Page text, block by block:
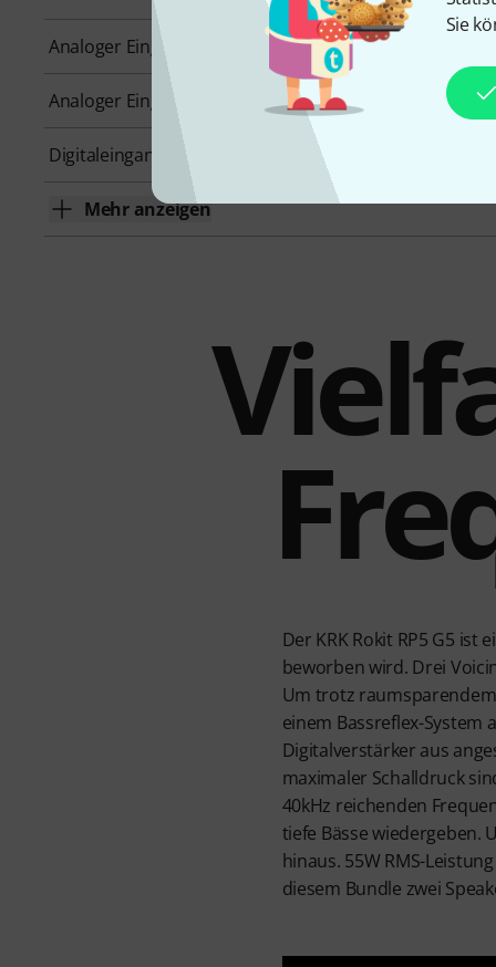
Sie
Analoger Eingang XLR
Analoger Eingang Miniklinke Nein
Digitaleingang
Mehr anzeigen
Der KRK Rokit RP5 G5
beworben wird. Drei
Um trotz
einem Bassreflex-
Digitalverstärker aus
maximaler Schalldruck
40kHz reichenden
tiefe Bässe wiedergeben.
hinaus. 55W RMS-
diesem Bundle zwei